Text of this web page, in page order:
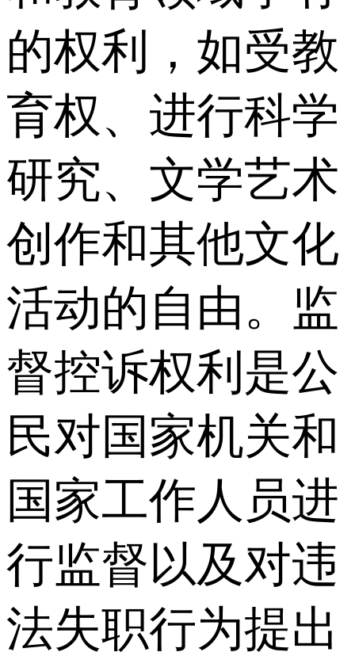
的权利，如受教
育权、进行科学
研究、文学艺术
创作和其他文化
活动的自由。监
督控诉权利是公
民对国家机关和
国家工作人员进
行监督以及对违
法失职行为提出